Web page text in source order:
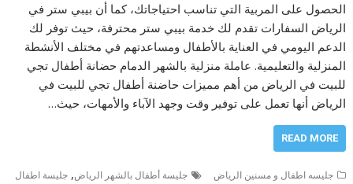
الحصول على المربية التي تناسب احتياجاتك، كما أن بيبي ستر في
الرياض السفارات تقدم لك خدمة بيبي ستر محترفة، حيث توفر لك
الدعم اليومي في العناية بالأطفال ومساعدتهم في مختلف الأنشطة
المنزلية والتعليمية. عاملة منزلية بالشهر الدمام حضانة أطفال تجي
للبيت في الرياض من أهم مميزات حاضنة أطفال تجي للبيت في
الرياض أنها تعمل على توفير وقت وجهد الآباء والأمهات، حيث…
READ MORE
جليسه اطفال و مسنين الرياض جليسة أطفال بالشهر الرياض,جليسة اطفال